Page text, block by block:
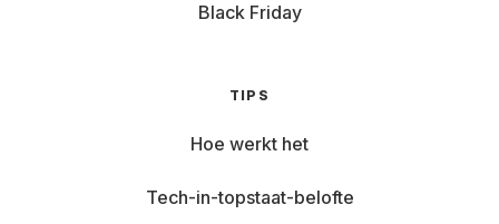
Black Friday
TIPS
Hoe werkt het
Tech-in-topstaat-belofte